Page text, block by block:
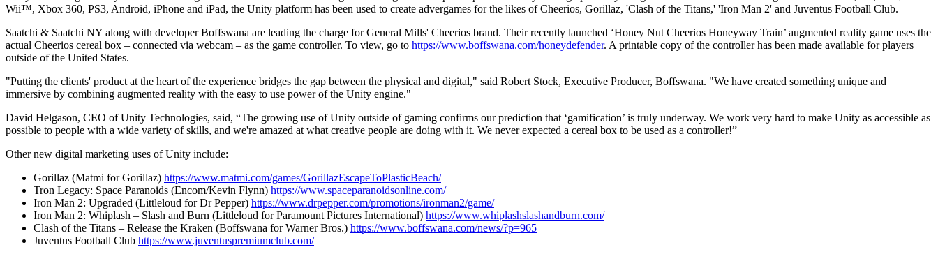
LiveOps
Informations post-lancement et opérations de jeu en direct
Développez
Acquisition de nouveaux joueurs
Faites-vous découvrir et acquérez des utilisateurs mobiles
Achats intégrés
Gérer IAP entre les magasins et D2C
Connectez les joueurs avec les bons jeux
Faites de la publicité avec Unity
Monétisez avec Unity
Cas d’utilisation
Jeux mobiles
Créez et développez des succès mobiles avec Unity
Distribution
Transformer les expériences en magasin en expériences en ligne
Stimulez l'innovation et les expériences en voiture
Voir toutes les industries
Informations
Études de cas
Histoires de succès dans le monde réel
Guides des meilleures pratiques
Conseils et astuces d'experts
Démos
Démos, échantillons et éléments de base
Toutes les ressources
Blog
Mises à jour, informations et conseils techniques
Actualités
Actualités, histoires et centre de presse
Rejoignez les développeurs, créateurs et initiés
Unity Awards
Célébration des créateurs Unity dans le monde entier
Guides pratiques
Conseils pratiques et meilleures pratiques
Formation
Pour les étudiants
Démarrez votre carrière
Pour les enseignants
Boostez votre enseignement
Apportez la puissance de Unity à votre institution
Certifications
Prouvez votre maîtrise de Unity
Wii™, Xbox 360, PS3, Android, iPhone and iPad, the Unity platform has been used to create advergames for the likes of Cheerios, Gorillaz, 'Clash of the Titans,' 'Iron Man 2' and Juventus Football Club.
Saatchi & Saatchi NY along with developer Boffswana are leading the charge for General Mills' Cheerios brand. Their recently launched ‘Honey Nut Cheerios Honeyway Train’ augmented reality game uses the
actual Cheerios cereal box – connected via webcam – as the game controller. To view, go to https://www.boffswana.com/honeydefender. A printable copy of the controller has been made available for players
outside of the United States.
"Putting the clients' product at the heart of the experience bridges the gap between the physical and digital," said Robert Stock, Executive Producer, Boffswana. "We have created something unique and
immersive by combining augmented reality with the easy to use power of the Unity engine."
David Helgason, CEO of Unity Technologies, said, “The growing use of Unity outside of gaming confirms our prediction that ‘gamification’ is truly underway. We work very hard to make Unity as accessible as
possible to people with a wide variety of skills, and we're amazed at what creative people are doing with it. We never expected a cereal box to be used as a controller!”
Other new digital marketing uses of Unity include:
Gorillaz (Matmi for Gorillaz) https://www.matmi.com/games/GorillazEscapeToPlasticBeach/
Tron Legacy: Space Paranoids (Encom/Kevin Flynn) https://www.spaceparanoidsonline.com/
Iron Man 2: Upgraded (Littleloud for Dr Pepper) https://www.drpepper.com/promotions/ironman2/game/
Iron Man 2: Whiplash – Slash and Burn (Littleloud for Paramount Pictures International) https://www.whiplashslashandburn.com/
Clash of the Titans – Release the Kraken (Boffswana for Warner Bros.) https://www.boffswana.com/news/?p=965
Juventus Football Club https://www.juventuspremiumclub.com/